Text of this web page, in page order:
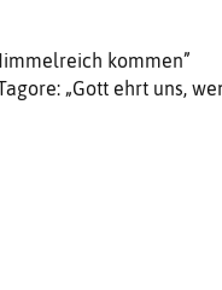
kommen”
„Gott ehrt uns,